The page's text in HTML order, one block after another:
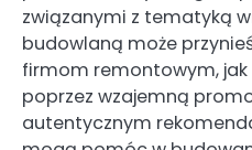
związanymi z tematyką
budowlaną może
firmom remontowym,
poprzez wzajemną
autentycznym